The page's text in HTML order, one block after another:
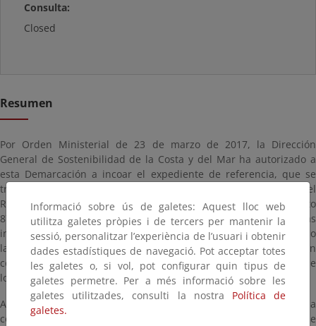
Consulta:
Closed
Resumen
Por Orden Ministerial de 23 de marzo de 2017, la Dirección
General de Sostenibilidad de la Costa y del Mar ha autorizado a
esta Demarcación a incoar el expediente de referencia, que se
tramita de acuerdo con lo establecido en el artículo 44.5 del
Reglamento General de Costas, aprobado por Real Decreto
876/2014, de 10 de octubre. En cumplimiento de estas
instrucciones, la Demarcación de Costas en Cantabria ha iniciado
la tramitación del expediente, dictando providencia de incoación
con fecha 11/04/2017. Lo que se hace público en cumplimiento de
lo establecido en el citado artículo.
A estos efectos, con el fin de que cualquier interesado pueda
comparecer en el expediente y formular las alegaciones que
Informació sobre ús de galetes: Aquest lloc web
utilitza galetes pròpies i de tercers per mantenir la
sessió, personalitzar l’experiència de l’usuari i obtenir
dades estadístiques de navegació. Pot acceptar totes
les galetes o, si vol, pot configurar quin tipus de
galetes permetre. Per a més informació sobre les
galetes utilitzades, consulti la nostra Política de
galetes.